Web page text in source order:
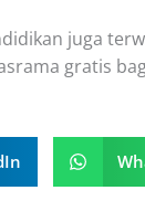
juga
gratis